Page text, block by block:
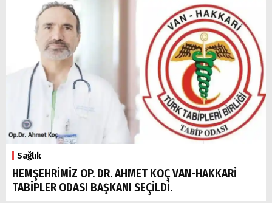
Sağlık
HEMŞEHRİMİZ OP. DR. AHMET KOÇ VAN-HAKKARİ
TABİPLER ODASI BAŞKANI SEÇİLDİ.